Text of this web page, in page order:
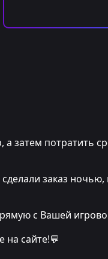
затем потратить
заказ
с Вашей
на сайте!💬